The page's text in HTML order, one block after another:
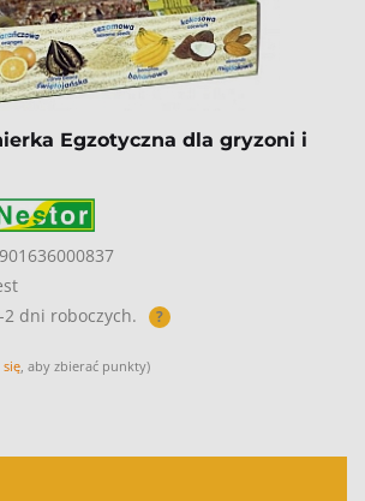
Egzotyczna dla gryzoni i
2 dni roboczych. ?
się , aby zbierać punkty)